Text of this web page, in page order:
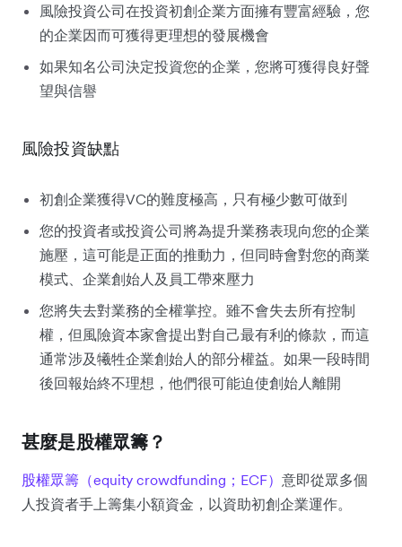
風險投資公司在投資初創企業方面擁有豐富經驗，您
的企業因而可獲得更理想的發展機會
如果知名公司決定投資您的企業，您將可獲得良好聲
望與信譽
風險投資缺點
初創企業獲得VC的難度極高，只有極少數可做到
您的投資者或投資公司將為提升業務表現向您的企業
施壓，這可能是正面的推動力，但同時會對您的商業
模式、企業創始人及員工帶來壓力
您將失去對業務的全權掌控。雖不會失去所有控制
權，但風險資本家會提出對自己最有利的條款，而這
通常涉及犧牲企業創始人的部分權益。如果一段時間
後回報始終不理想，他們很可能迫使創始人離開
甚麼是股權眾籌？
股權眾籌（equity crowdfunding；ECF） 意即從眾多個
人投資者手上籌集小額資金，以資助初創企業運作。